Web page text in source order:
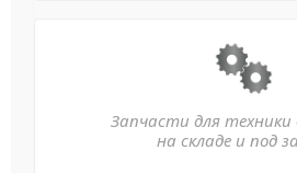
Запчасти для техники
на складе и под